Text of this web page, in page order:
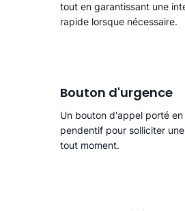
tout en garantissant une
rapide lorsque nécessaire.
Bouton d'urgence
Un bouton d'appel porté
pendentif pour solliciter
tout moment.